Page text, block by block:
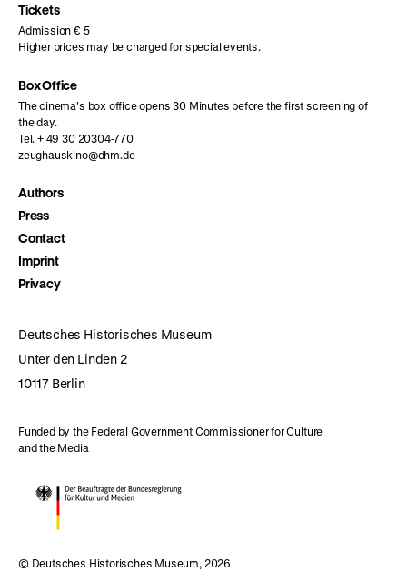
Tickets
Admission € 5
Higher prices may be charged for special events.
Box Office
The cinema’s box office opens 30 Minutes before the first screening of
the day.
Tel. + 49 30 20304-770
zeughauskino@dhm.de
Authors
Press
Contact
Imprint
Privacy
Deutsches Historisches Museum
Unter den Linden 2
10117 Berlin
Funded by the Federal Government Commissioner for Culture
and the Media
© Deutsches Historisches Museum, 2026